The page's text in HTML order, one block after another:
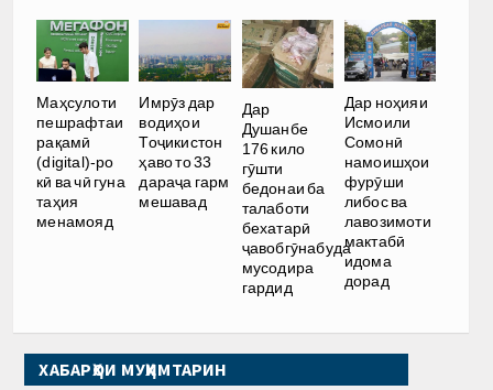
Маҳсулоти
пешрафтаи
рақамӣ
(digital)-ро
кӣ ва чӣ гуна
таҳия
менамояд
Имрӯз дар
водиҳои
Тоҷикистон
ҳаво то 33
дараҷа гарм
мешавад
Дар
Душанбе
176 кило
гӯшти
бедонаи ба
талаботи
бехатарӣ
ҷавобгӯнабуда
мусодира
гардид
Дар ноҳияи
Исмоили
Сомонӣ
намоишҳои
фурӯши
либос ва
лавозимоти
мактабӣ
идома
дорад
ХАБАРҲОИ МУҲИМТАРИН